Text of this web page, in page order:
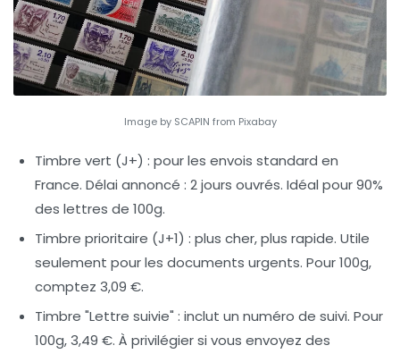
Image by SCAPIN from Pixabay
Timbre vert (J+) : pour les envois standard en
France. Délai annoncé : 2 jours ouvrés. Idéal pour 90%
des lettres de 100g.
Timbre prioritaire (J+1) : plus cher, plus rapide. Utile
seulement pour les documents urgents. Pour 100g,
comptez 3,09 €.
Timbre "Lettre suivie" : inclut un numéro de suivi. Pour
100g, 3,49 €. À privilégier si vous envoyez des